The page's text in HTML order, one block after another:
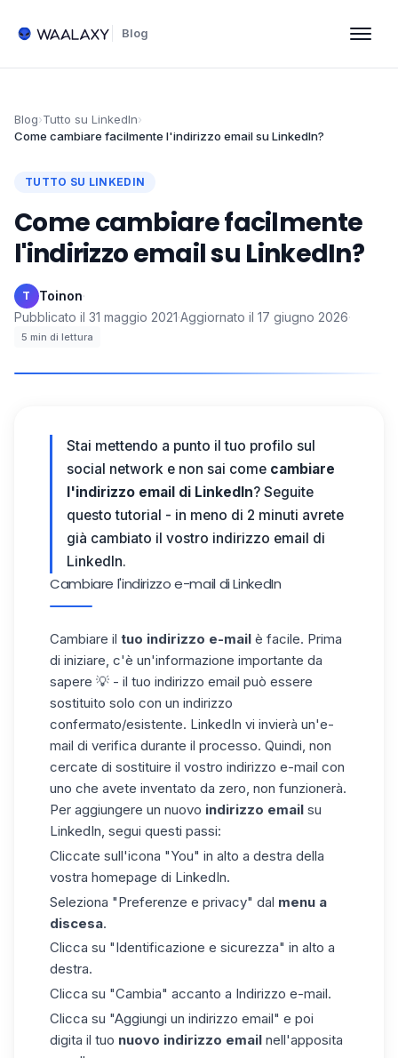
Blog
Blog›Tutto su LinkedIn›
Come cambiare facilmente l'indirizzo email su LinkedIn?
TUTTO SU LINKEDIN
Come cambiare facilmente
l'indirizzo email su LinkedIn?
T Toinon·
Pubblicato il 31 maggio 2021·Aggiornato il 17 giugno 2026·
5 min di lettura
Stai mettendo a punto il tuo profilo sul
social network e non sai come cambiare
l'indirizzo email di LinkedIn? Seguite
questo tutorial - in meno di 2 minuti avrete
già cambiato il vostro indirizzo email di
LinkedIn.
Cambiare l'indirizzo e-mail di LinkedIn
Cambiare il tuo indirizzo e-mail è facile. Prima
di iniziare, c'è un'informazione importante da
sapere 💡 - il tuo indirizzo email può essere
sostituito solo con un indirizzo
confermato/esistente. LinkedIn vi invierà un'e-
mail di verifica durante il processo. Quindi, non
cercate di sostituire il vostro indirizzo e-mail con
uno che avete inventato da zero, non funzionerà.
Per aggiungere un nuovo indirizzo email su
LinkedIn, segui questi passi:
Cliccate sull'icona "You" in alto a destra della
vostra homepage di LinkedIn.
Seleziona "Preferenze e privacy" dal menu a
discesa.
Clicca su "Identificazione e sicurezza" in alto a
destra.
Clicca su "Cambia" accanto a Indirizzo e-mail.
Clicca su "Aggiungi un indirizzo email" e poi
digita il tuo nuovo indirizzo email nell'apposita